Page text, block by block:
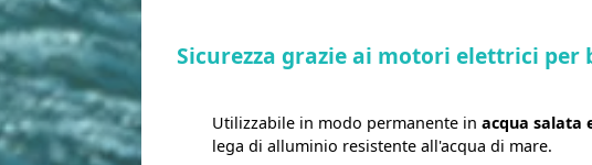
Sicurezza grazie ai motori elettrici per
Utilizzabile in modo permanente in acqua salata
lega di alluminio resistente all'acqua di mare.